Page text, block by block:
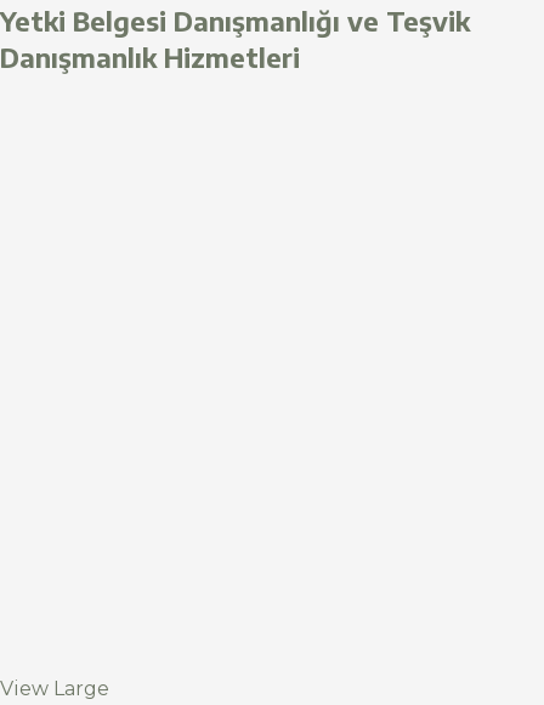
Yetki Belgesi Danışmanlığı ve Teşvik
Danışmanlık Hizmetleri
View Large